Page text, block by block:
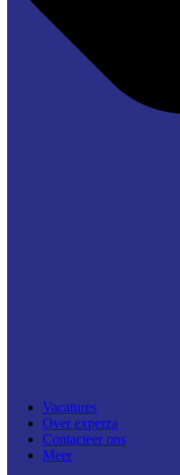
Vacatures
Over experza
Contacteer ons
Meer